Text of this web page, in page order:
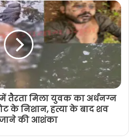
में तैरता मिला युवक का अर्धनग्न
के निशान, हत्या के बाद शव
की आशंका